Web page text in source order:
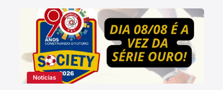
Notícias